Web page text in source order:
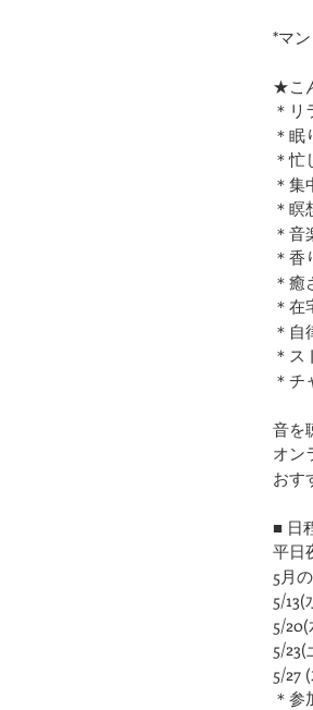
*マ
★こ
＊リ
＊
＊
＊集
＊瞑
＊音
＊香
＊癒
＊
＊自
＊ス
＊チ
音を
オン
おす
■ 日
平日
5月
5/13(
5/20(
5/23(
5/27
＊参